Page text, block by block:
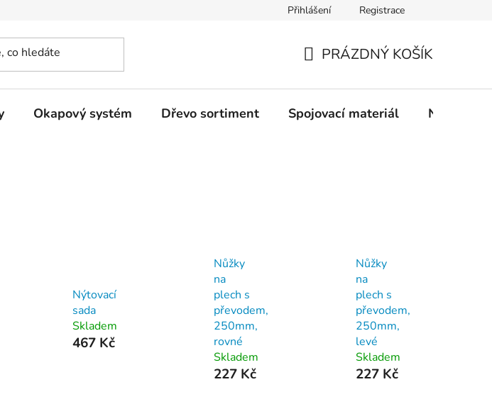
Přihlášení Registrace
KOŠÍK
PRÁZDNÝ KOŠÍK
Okapový systém Dřevo sortiment Spojovací materiál Nářadí
Nýtovací
sada
Skladem
467 Kč
Nůžky
na
plech s
převodem,
250mm,
rovné
Skladem
227 Kč
Nůžky
na
plech s
převodem,
250mm,
levé
Skladem
227 Kč